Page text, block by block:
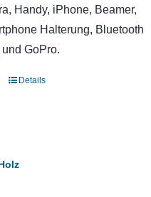
Handy, iPhone, Beamer,
Halterung, Bluetooth
GoPro.
Details